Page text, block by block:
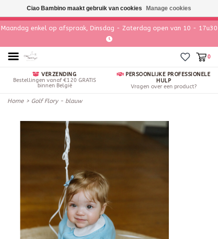
Maandag enkel op afspraak, Dinsdag - Zaterdag open van 10 - 17u30
0
VERZENDING
Bestellingen vanaf €120 GRATIS
binnen België
PERSOONLIJKE PROFESSIONELE
HULP
Vragen over een product?
Home > Golf Flory - blauw
Ciao Bambino maakt gebruik van cookies Manage cookies